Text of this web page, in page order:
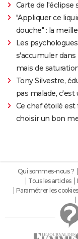
Carte de l'éclipse
"Appliquer ce
douche" : la
Les
s'accumuler dans
mais de
Tony Silvestre,
pas malade,
Ce chef étoilé est
choisir un bon
Qui sommes-nous ?
Tous les articles
Paramétrer les cookies